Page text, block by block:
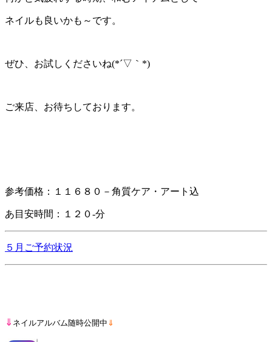
ネイルも良いかも～です。
ぜひ、お試しくださいね(*´▽｀*)
ご来店、お待ちしております。
参考価格：１１６８０－角質ケア・アート込
あ目安時間：１２０-分
５月ご予約状況
⇓ ネイルアルバム随時公開中 ⇓